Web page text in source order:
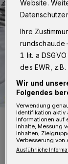
Toni Kroos, Mesut
Foto: adidas
Website.
Ihre
1 lit. a
des EWR,
Wir und
Folgendes
Verwendung
Identifikation aktiv
Informationen auf
Inhalte, Messung
Inhalten,
Verbesserung von
Ausführliche